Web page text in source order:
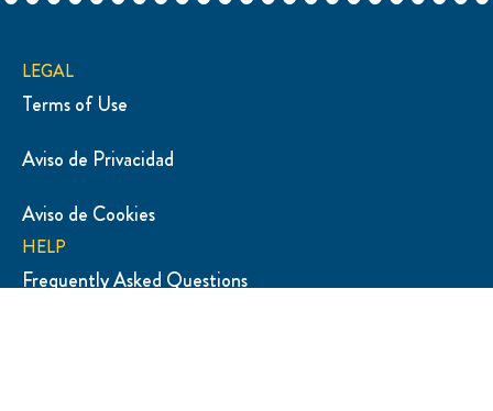
LEGAL
Terms of Use
Aviso de Privacidad
Configurar Cookies
Aviso de Cookies
HELP